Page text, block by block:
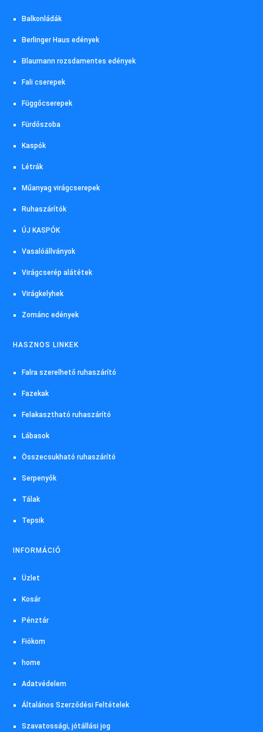
Balkonládák
Berlinger Haus edények
Blaumann rozsdamentes edények
Fali cserepek
Függőcserepek
Fürdőszoba
Kaspók
Létrák
Műanyag virágcserepek
Ruhaszárítók
ÚJ KASPÓK
Vasalóállványok
Virágcserép alátétek
Virágkelyhek
Zománc edények
HASZNOS LINKEK
Falra szerelhető ruhaszárító
Fazekak
Felakasztható ruhaszárító
Lábasok
Összecsukható ruhaszárító
Serpenyők
Tálak
Tepsik
INFORMÁCIÓ
Üzlet
Kosár
Pénztár
Fiókom
home
Adatvédelem
Általános Szerződési Feltételek
Szavatossági, jótállási jog